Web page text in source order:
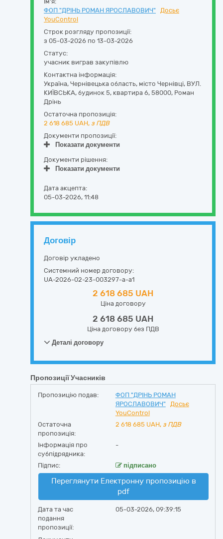
ФОП "ДРІНЬ РОМАН ЯРОСЛАВОВИЧ"
Досьє
YouControl
Строк розгляду пропозиції:
з 05-03-2026 по 13-03-2026
Статус:
учасник виграв закупівлю
Контактна інформація:
Україна, Чернівецька область, місто Чернівці, ВУЛ.
КИЇВСЬКА, будинок 5, квартира 6, 58000, Роман
Дрінь
Остаточна пропозиція:
2 618 685 UAH, з ПДВ
Документи пропозиції:
Показати документи
Документи рішення:
Показати документи
Дата акцепта:
05-03-2026, 11:48
Договір
Договір укладено
Системний номер договору:
UA-2026-02-23-003297-a-a1
2 618 685 UAH
Ціна договору
2 618 685 UAH
Ціна договору без ПДВ
Деталі договору
Пропозиції Учасників
Пропозицію подав:
ФОП "ДРІНЬ РОМАН
ЯРОСЛАВОВИЧ"
Досьє
YouControl
Остаточна
пропозиція:
2 618 685 UAH, з ПДВ
Інформація про
субпідрядника:
-
Підпис: підписано
Переглянути Електронну пропозицію в
pdf
Дата та час
подання
пропозиції:
05-03-2026, 09:39:15